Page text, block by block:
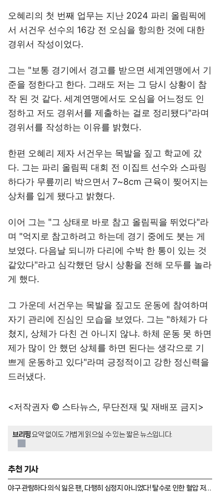
오혜리의 첫 번째 업무는 지난 2024 파리 올림픽에
서 서건우 선수의 16강 전 오심을 항의한 것에 대한
경위서 작성이었다.
그는 "보통 경기에서 경고를 받으면 세계연맹에서 기
준을 정한다고 한다. 그래도 저는 그 당시 상황이 참
작 된 것 같다. 세계연맹에서도 오심을 어느정도 인
정하고 저도 경위서를 제출하는 걸로 정리됐다"라며
경위서를 작성하는 이유를 밝혔다.
한편 오혜리 제자 서건우는 목발을 짚고 학교에 갔
다. 그는 파리 올림픽 대회 전 이집트 선수와 스파링
하다가 무릎끼리 박으면서 7~8cm 근육이 찢어지는
상처를 입게 됐다고 밝혔다.
이어 그는 "그 상태로 바로 참고 올림픽을 뛰었다"라
며 "억지로 참고하려고 하는데 경기 중에도 붓는 게
보였다. 다음날 되니까 다리에 수박 한 통이 있는 것
같았다"라고 심각했던 당시 상황을 전해 모두를 놀라
게 했다.
그 가운데 서건우는 목발을 짚고도 운동에 참여하며
자기 관리에 진심인 모습을 보였다. 그는 "하체가 다
쳤지, 상체가 다친 건 아니지 않냐. 하체 운동 못 하면
제가 많이 안 했던 상체를 하면 된다는 생각으로 기
쁘게 운동하고 있다"라며 긍정적이고 강한 정신력을
드러냈다.
<저작권자 © 스타뉴스, 무단전재 및 재배포 금지>
브리핑 요약 없이도 가볍게 읽으실 수 있는 짧은 뉴스입니다.
추천 기사
야구 관람하다 의식 잃은 팬, 다행히 심정지 아니었다! 탈수로 인한 혈압 저하